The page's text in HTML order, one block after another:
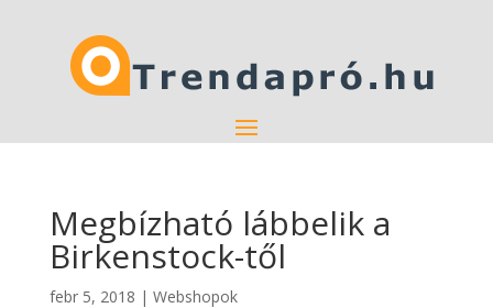
Megbízható lábbelik a
Birkenstock-től
febr 5, 2018 | Webshopok